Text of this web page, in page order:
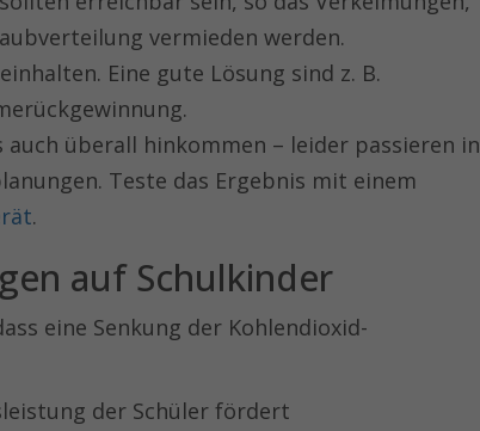
vermieden werden.
Eine gute Lösung sind z. B.
auch überall hinkommen – leider passieren in
Teste das Ergebnis mit einem
.
auf Schulkinder
eine Senkung der Kohlendioxid-
der Schüler fördert